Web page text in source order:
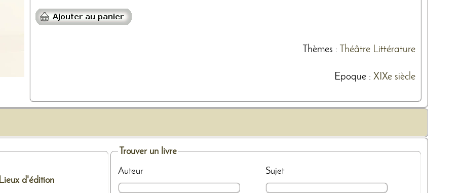
Thèmes : Théâtre Littérature
Epoque : XIXe siècle
Lieux d'édition
Trouver un livre
Auteur
Sujet